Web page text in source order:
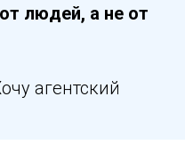
людей, а не от
агентский